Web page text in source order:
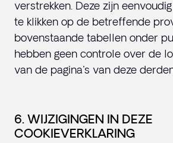
verstrekken. Deze zijn
te klikken op de betreffende
bovenstaande tabellen onder
hebben geen controle over de
van de pagina's van deze
6. WIJZIGINGEN IN DEZE
COOKIEVERKLARING